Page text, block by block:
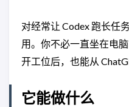
对经常让 Codex 跑长任
用。你不必一直坐在电
开工位后，也能从
它能做什么